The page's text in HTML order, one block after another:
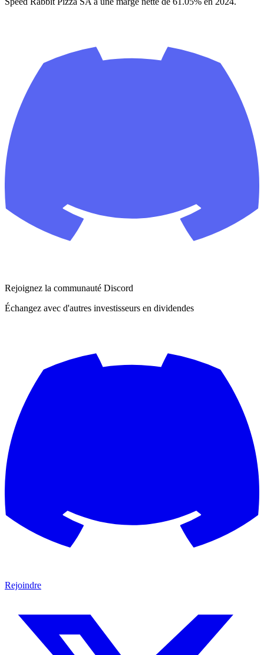
Rejoignez la communauté Discord
Échangez avec d'autres investisseurs en dividendes
Rejoindre